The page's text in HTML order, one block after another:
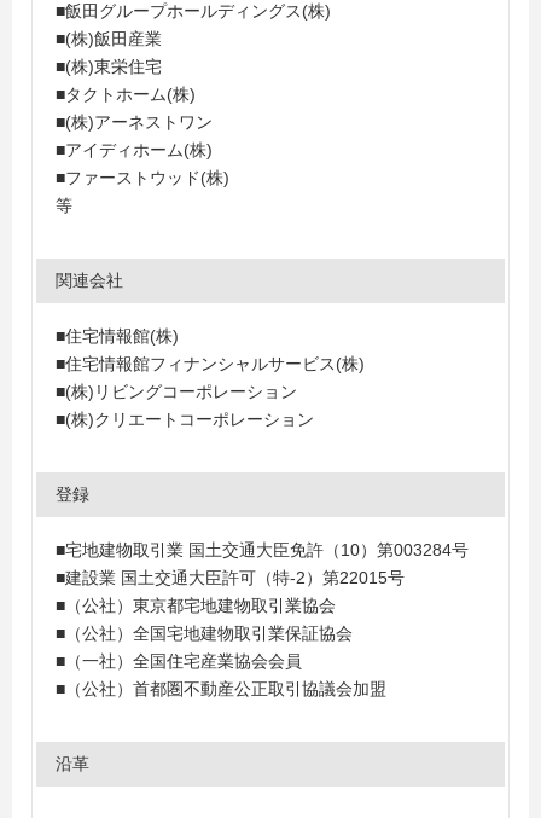
■飯田グループホールディングス(株)
■(株)飯田産業
■(株)東栄住宅
■タクトホーム(株)
■(株)アーネストワン
■アイディホーム(株)
■ファーストウッド(株)
等
関連会社
■住宅情報館(株)
■住宅情報館フィナンシャルサービス(株)
■(株)リビングコーポレーション
■(株)クリエートコーポレーション
登録
■宅地建物取引業 国土交通大臣免許（10）第003284号
■建設業 国土交通大臣許可（特-2）第22015号
■（公社）東京都宅地建物取引業協会
■（公社）全国宅地建物取引業保証協会
■（一社）全国住宅産業協会会員
■（公社）首都圏不動産公正取引協議会加盟
沿革